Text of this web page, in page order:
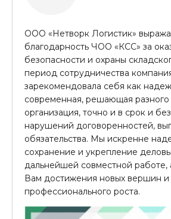
ООО «Нетворк Логистик»
благодарность ЧОО «КСС» за
безопасности и охраны
период сотрудничества
зарекомендовала себя как
современная, решающая разного
организация, точно и в срок и
нарушений договоренностей,
обязательства. Мы искренне
сохранение и укрепление
дальнейшей совместной работе,
Вам достижения новых вершин и
профессионального роста.